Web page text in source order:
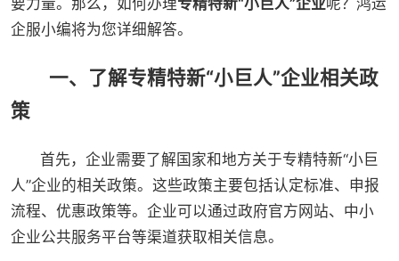
企服小编将为您详细解答。
一、了解专精特新“小巨人”企业相关政
策
首先，企业需要了解国家和地方关于专精特新“小巨
人”企业的相关政策。这些政策主要包括认定标准、申报
流程、优惠政策等。企业可以通过政府官方网站、中小
企业公共服务平台等渠道获取相关信息。